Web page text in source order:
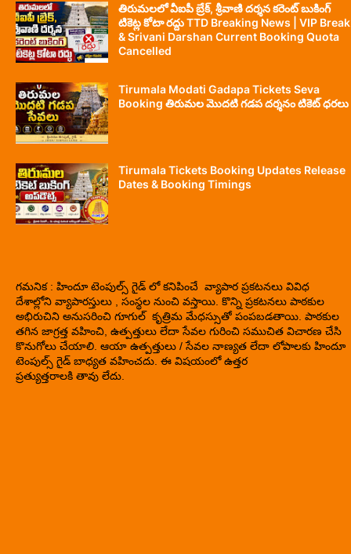
తిరుమలలో వీఐపీ బ్రేక్, శ్రీవాణి దర్శన కరెంట్ బుకింగ్
టికెట్ల కోటా రద్దు TTD Breaking News | VIP Break
& Srivani Darshan Current Booking Quota
Cancelled
Tirumala Modati Gadapa Tickets Seva
Booking తిరుమల మొదటి గడప దర్శనం టికెట్ ధరలు
Tirumala Tickets Booking Updates Release
Dates & Booking Timings
గమనిక : హిందూ టెంపుల్స్ గైడ్ లో కనిపించే వ్యాపార ప్రకటనలు వివిధ
దేశాల్లోని వ్యాపారస్తులు , సంస్థల నుంచి వస్తాయి. కొన్ని ప్రకటనలు పాఠకుల
అభిరుచిని అనుసరించి గూగుల్ కృత్రిమ మేధస్సుతో పంపబడతాయి. పాఠకుల
తగిన జాగ్రత్త వహించి, ఉత్పత్తులు లేదా సేవల గురించి సముచిత విచారణ చేసి
కొనుగోలు చేయాలి. ఆయా ఉత్పత్తులు / సేవల నాణ్యత లేదా లోపాలకు హిందూ
టెంపుల్స్ గైడ్ బాధ్యత వహించదు. ఈ విషయంలో ఉత్తర
ప్రత్యుత్తరాలకి తావు లేదు.